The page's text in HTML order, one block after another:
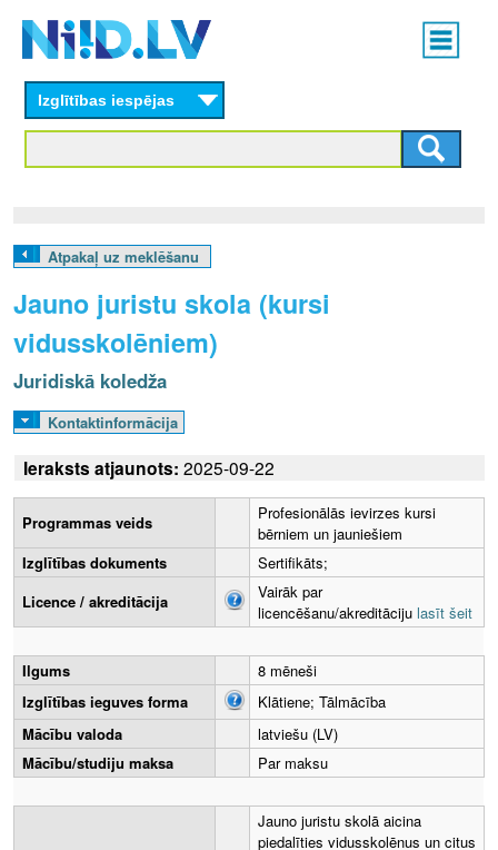
content
Main
menu
L
V
Izglītības iespējas
Atpakaļ uz meklēšanu
Jauno juristu skola (kursi
vidusskolēniem)
Juridiskā koledža
Kontaktinformācija
Ieraksts atjaunots: 2025-09-22
Programmas veids
Profesionālās ievirzes kursi
bērniem un jauniešiem
Izglītības dokuments
Sertifikāts;
Licence / akreditācija
Vairāk par
licencēšanu/akreditāciju lasīt šeit
Ilgums
8 mēneši
Izglītības ieguves forma
Klātiene; Tālmācība
Mācību valoda
latviešu (LV)
Mācību/studiju maksa
Par maksu
Jauno juristu skolā aicina
piedalīties vidusskolēnus un citus